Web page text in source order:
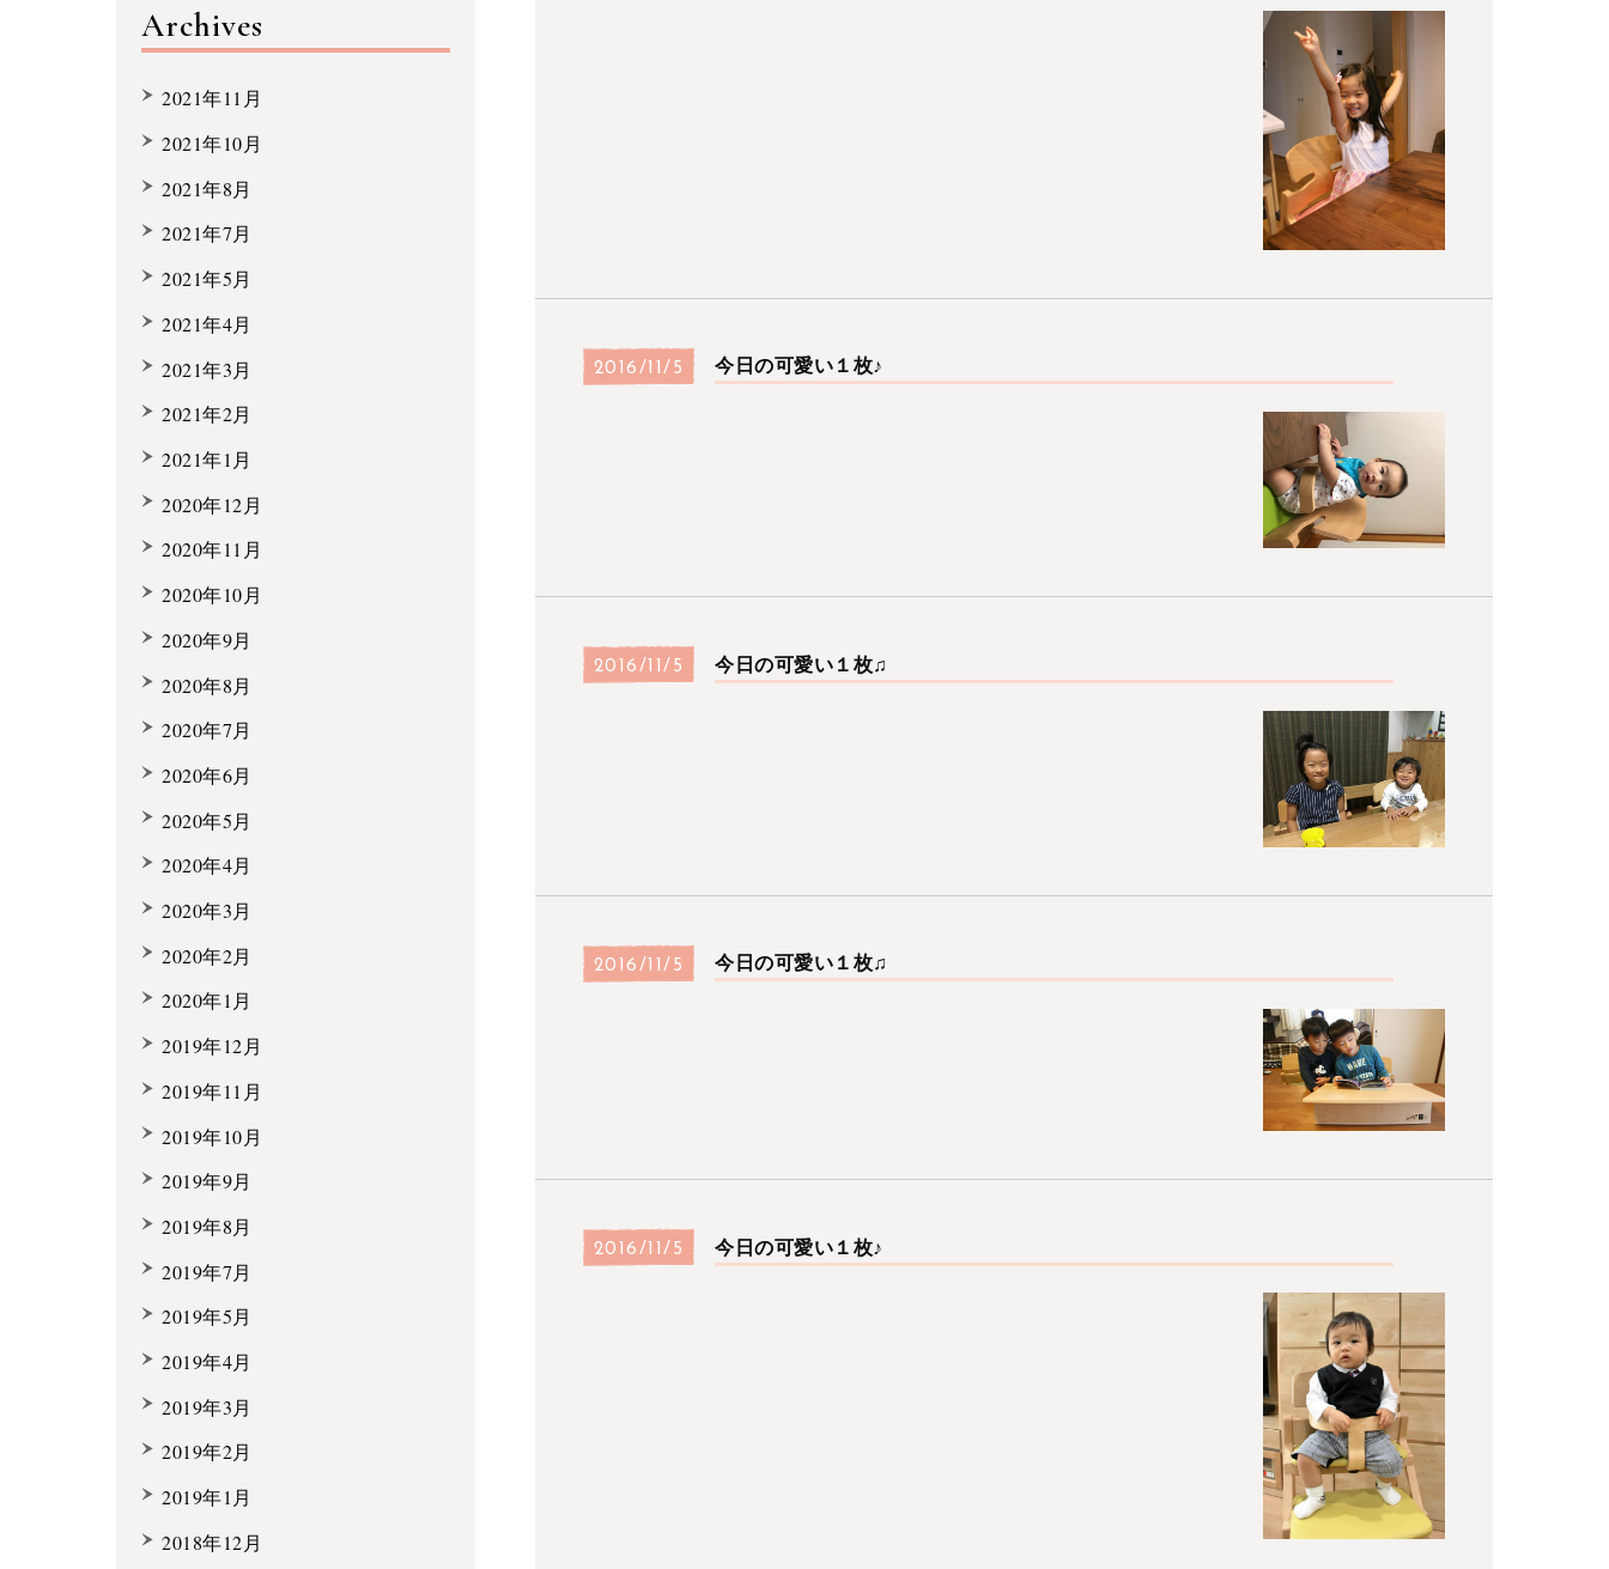
2016/11/5 今日の可愛い１枚♪
2016/11/5 今日の可愛い１枚♫
2016/11/5 今日の可愛い１枚♫
2016/11/5 今日の可愛い１枚♪
Archives
2021年11月
2021年10月
2021年8月
2021年7月
2021年5月
2021年4月
2021年3月
2021年2月
2021年1月
2020年12月
2020年11月
2020年10月
2020年9月
2020年8月
2020年7月
2020年6月
2020年5月
2020年4月
2020年3月
2020年2月
2020年1月
2019年12月
2019年11月
2019年10月
2019年9月
2019年8月
2019年7月
2019年5月
2019年4月
2019年3月
2019年2月
2019年1月
2018年12月